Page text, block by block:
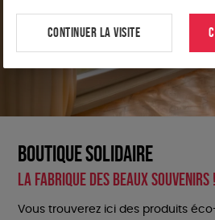
Boutique Solidaire
La fabrique des beaux souvenirs !
Vous trouverez ici des produits
CONTINUER LA VISITE